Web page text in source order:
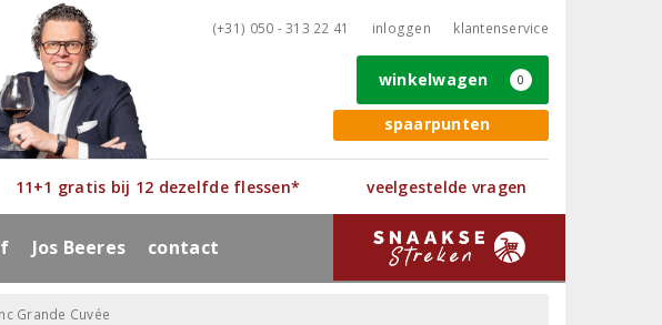
(+31) 050 - 313 22 41 inloggen klantenservice
spaarpunten
winkelwagen 0
11+1 gratis bij 12 dezelfde flessen* veelgestelde vragen
Jos Beeres contact
Grande Cuvée